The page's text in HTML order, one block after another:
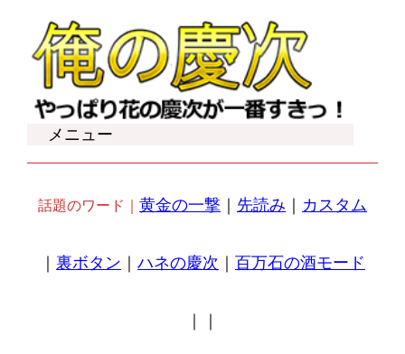
メニュー
話題のワード｜ 黄金の一撃 ｜ 先読み ｜ カスタム
｜ 裏ボタン ｜ ハネの慶次 ｜ 百万石の酒モード
｜ ｜